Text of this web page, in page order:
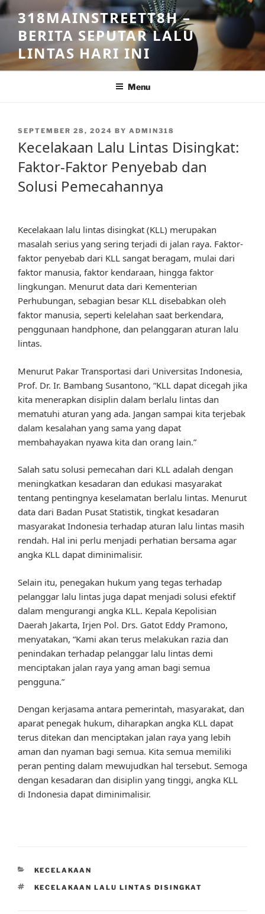
Skip
to
content
318MAINSTREETT8H –
BERITA SEPUTAR LALU
LINTAS HARI INI
Menu
POSTED
SEPTEMBER 28, 2024 BY ADMIN318
Kecelakaan Lalu Lintas Disingkat:
Faktor-Faktor Penyebab dan
Solusi Pemecahannya
Kecelakaan lalu lintas disingkat (KLL) merupakan
masalah serius yang sering terjadi di jalan raya. Faktor-
faktor penyebab dari KLL sangat beragam, mulai dari
faktor manusia, faktor kendaraan, hingga faktor
lingkungan. Menurut data dari Kementerian
Perhubungan, sebagian besar KLL disebabkan oleh
faktor manusia, seperti kelelahan saat berkendara,
penggunaan handphone, dan pelanggaran aturan lalu
lintas.
Menurut Pakar Transportasi dari Universitas Indonesia,
Prof. Dr. Ir. Bambang Susantono, “KLL dapat dicegah jika
kita menerapkan disiplin dalam berlalu lintas dan
mematuhi aturan yang ada. Jangan sampai kita terjebak
dalam kesalahan yang sama yang dapat
membahayakan nyawa kita dan orang lain.”
Salah satu solusi pemecahan dari KLL adalah dengan
meningkatkan kesadaran dan edukasi masyarakat
tentang pentingnya keselamatan berlalu lintas. Menurut
data dari Badan Pusat Statistik, tingkat kesadaran
masyarakat Indonesia terhadap aturan lalu lintas masih
rendah. Hal ini perlu menjadi perhatian bersama agar
angka KLL dapat diminimalisir.
Selain itu, penegakan hukum yang tegas terhadap
pelanggar lalu lintas juga dapat menjadi solusi efektif
dalam mengurangi angka KLL. Kepala Kepolisian
Daerah Jakarta, Irjen Pol. Drs. Gatot Eddy Pramono,
menyatakan, “Kami akan terus melakukan razia dan
penindakan terhadap pelanggar lalu lintas demi
menciptakan jalan raya yang aman bagi semua
pengguna.”
Dengan kerjasama antara pemerintah, masyarakat, dan
aparat penegak hukum, diharapkan angka KLL dapat
terus ditekan dan menciptakan jalan raya yang lebih
aman dan nyaman bagi semua. Kita semua memiliki
peran penting dalam mewujudkan hal tersebut. Semoga
dengan kesadaran dan disiplin yang tinggi, angka KLL
di Indonesia dapat diminimalisir.
CATEGORIES
KECELAKAAN
TAGS
KECELAKAAN LALU LINTAS DISINGKAT